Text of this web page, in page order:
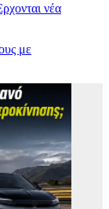
νέα
με